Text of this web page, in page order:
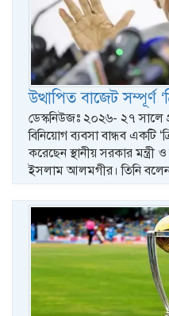
উত্থাপিত বাজেট সম্পূর্ণ
ডেস্কনিউজঃ ২০২৬- ২৭ সালে
বিনিয়োগ ব্যবসা বান্ধব একটি
করেছেন স্থানীয় সরকার
ইসলাম আলমগীর। তিনি বলেন,